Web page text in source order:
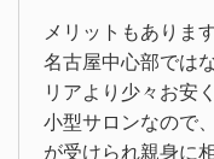
メリットもありま
名古屋中心部では
リアより少々お安く
小型サロンなので
が受けられ親身に